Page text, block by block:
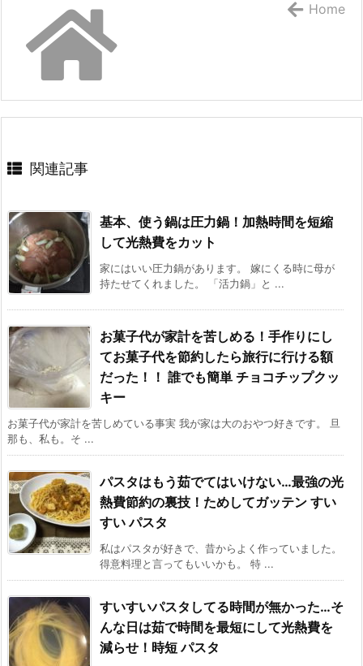
Home
関連記事
基本、使う鍋は圧力鍋！加熱時間を短縮
して光熱費をカット
家にはいい圧力鍋があります。 嫁にくる時に母が
持たせてくれました。 「活力鍋」と ...
お菓子代が家計を苦しめる！手作りにし
てお菓子代を節約したら旅行に行ける額
だった！！ 誰でも簡単 チョコチップクッ
キー
お菓子代が家計を苦しめている事実 我が家は大のおやつ好きです。 旦
那も、私も。そ ...
パスタはもう茹でてはいけない…最強の光
熱費節約の裏技！ためしてガッテン すい
すい パスタ
私はパスタが好きで、昔からよく作っていました。
得意料理と言ってもいいかも。 特 ...
すいすいパスタしてる時間が無かった…そ
んな日は茹で時間を最短にして光熱費を
減らせ！時短 パスタ